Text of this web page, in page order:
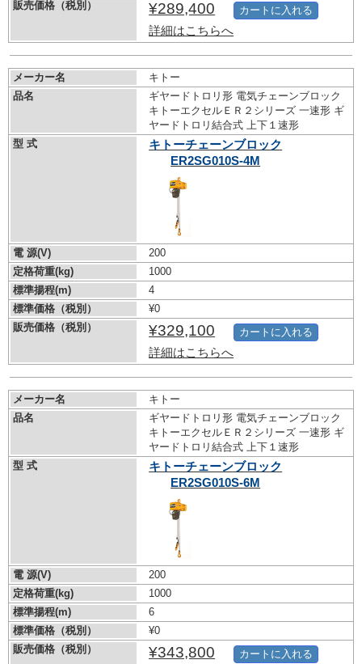
販売価格（税別）
¥289,400
詳細はこちらへ
カートに入れる
メーカー名
キトー
品名
ギヤードトロリ形 電気チェーンブロック
キトーエクセルＥＲ２シリーズ 一速形 ギ
ヤードトロリ結合式 上下１速形
型 式
キトーチェーンブロック
ER2SG010S-4M
電 源(V)
200
定格荷重(kg)
1000
標準揚程(m)
4
標準価格（税別）
¥0
販売価格（税別）
¥329,100
詳細はこちらへ
カートに入れる
メーカー名
キトー
品名
ギヤードトロリ形 電気チェーンブロック
キトーエクセルＥＲ２シリーズ 一速形 ギ
ヤードトロリ結合式 上下１速形
型 式
キトーチェーンブロック
ER2SG010S-6M
電 源(V)
200
定格荷重(kg)
1000
標準揚程(m)
6
標準価格（税別）
¥0
販売価格（税別）
¥343,800 カートに入れる